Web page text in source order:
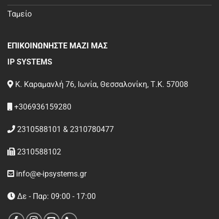
Ταμείο
ΕΠΙΚΟΙΝΩΝΗΣΤΕ ΜΑΖΙ ΜΑΣ
IP SYSTEMS
Κ. Καραμανλή 76, Ιωνία, Θεσσαλονίκη, Τ.Κ. 57008
+306936159280
2310588101 & 2310780477
2310588102
info@e-ipsystems.gr
Δε - Παρ: 09:00 - 17:00